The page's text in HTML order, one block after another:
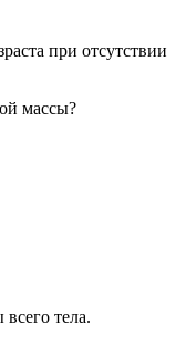
при отсутствии
массы?
тела.